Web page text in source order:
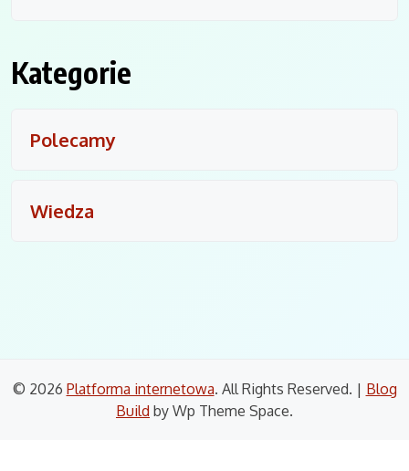
Kategorie
Polecamy
Wiedza
© 2026 Platforma internetowa. All Rights Reserved. | Blog
Build by Wp Theme Space.